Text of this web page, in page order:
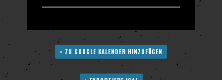
+ ZU GOOGLE KALENDER HINZUFÜGEN